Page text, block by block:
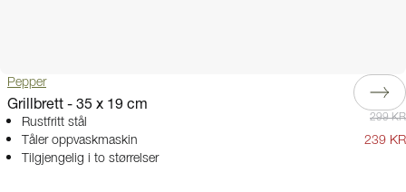
Pepper
Grillbrett - 35 x 19 cm
Rustfritt stål
Tåler oppvaskmaskin
Tilgjengelig i to størrelser
299 KR
239 KR